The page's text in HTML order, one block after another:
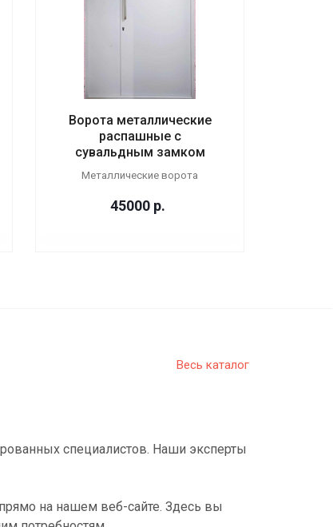
Ворота металлические
распашные с
сувальдным замком
Металлические ворота
45000 р.
Весь каталог
специалистов. Наши эксперты
на нашем веб-сайте. Здесь вы